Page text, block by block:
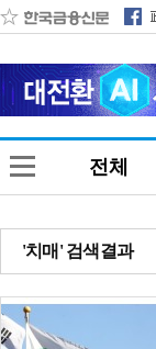
전체
'치매' 검색결과